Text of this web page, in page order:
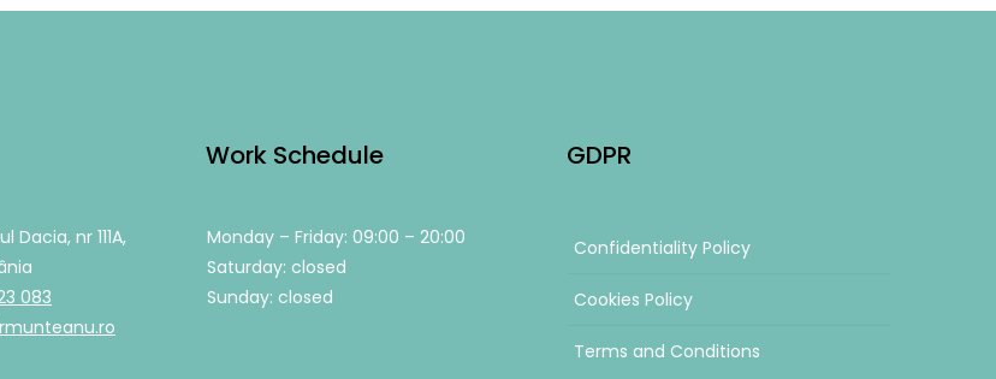
Dacia, nr 111A,
083
Work Schedule
Monday – Friday: 09:00 – 20:00
Saturday: closed
Sunday: closed
GDPR
Confidentiality Policy
Cookies Policy
Terms and Conditions